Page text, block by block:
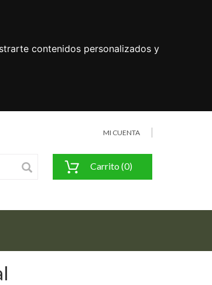
contenidos personalizados y
MI CUENTA
Carrito (0)